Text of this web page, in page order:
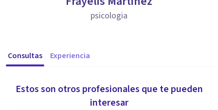
psicologia
Consultas Experiencia
Estos son otros profesionales que te pueden
interesar